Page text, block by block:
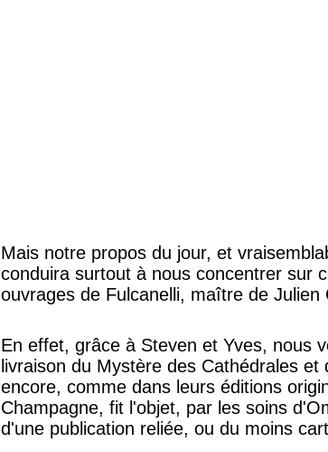
Mais notre propos du jour, et
conduira surtout à nous concentrer sur
ouvrages de Fulcanelli, maître de
En effet, grâce à Steven et Yves, nous
livraison du Mystère des Cathédrales
encore, comme dans leurs éditions
Champagne, fit l'objet, par les soins
d'une publication reliée, ou du moins